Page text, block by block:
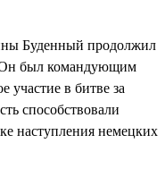
Буденный продолжил
был командующим
в битве за
способствовали
наступления немецких